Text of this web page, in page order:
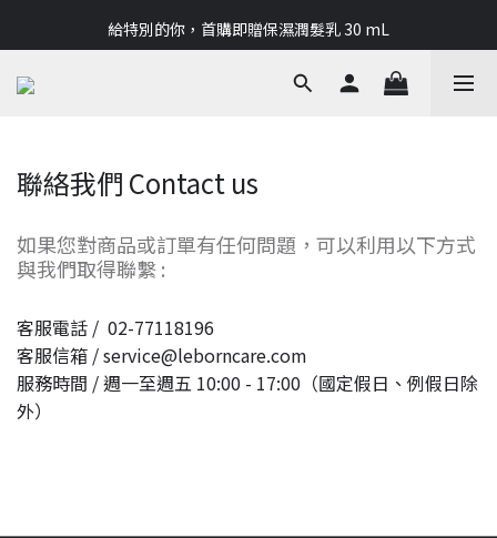
讓LE BORN成為你的夏季✨滿2000再送靜謐森林護手霜 50mL
給特別的你，首購即贈保濕潤髮乳 30 mL
讓LE BORN成為你的夏季✨滿2000再送靜謐森林護手霜 50mL
聯絡我們 Contact us
如果您對商品或訂單有任何問題，可以利用以下方式
與我們取得聯繫 :
客服電話 / 02-77118196
客服信箱 / service@leborncare.com
服務時間 / 週一至週五 10:00 - 17:00（國定假日、例假日除
外）